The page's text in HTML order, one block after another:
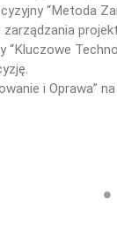
“Metoda
“Kluczowe
i Oprawa”